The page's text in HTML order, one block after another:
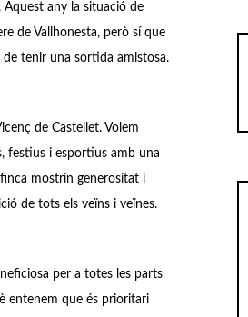
any la situació de
de Vallhonesta, però sí que
tenir una sortida amistosa.
de Castellet. Volem
festius i esportius amb una
mostrin generositat i
de tots els veïns i veïnes.
per a totes les parts
entenem que és prioritari